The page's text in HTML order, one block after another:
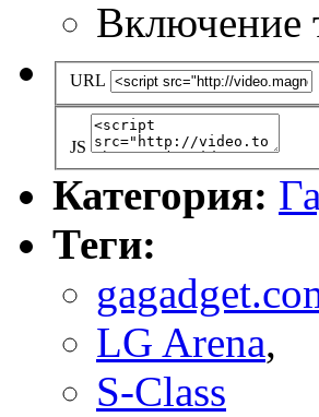
Включение
URL
JS
Категория:
Теги:
LG Arena,
S-Class